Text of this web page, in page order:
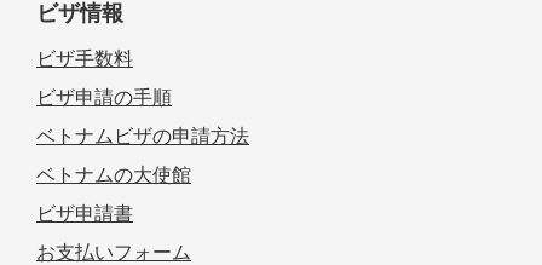
ビザ情報
ビザ手数料
ビザ申請の手順
ベトナムビザの申請方法
ベトナムの大使館
ビザ申請書
お支払いフォーム